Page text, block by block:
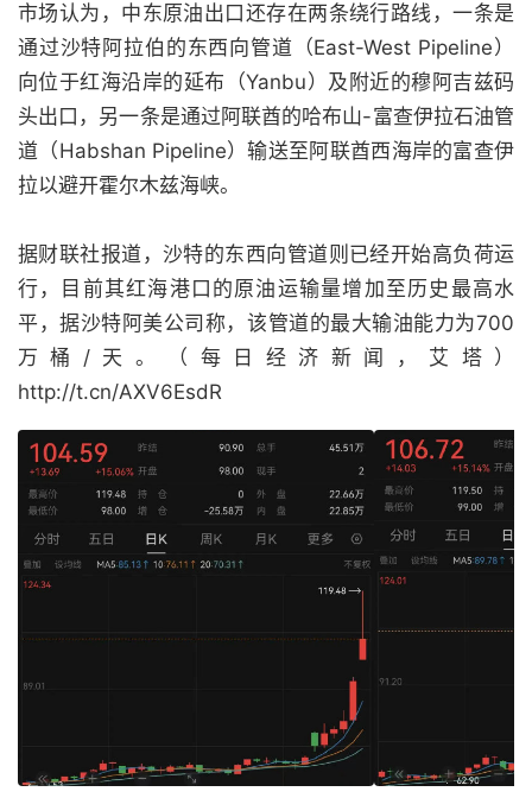
市场认为，中东原油出口还存在两条绕行路线，一条是
通过沙特阿拉伯的东西向管道（East-West Pipeline）
向位于红海沿岸的延布（Yanbu）及附近的穆阿吉兹码
头出口，另一条是通过阿联酋的哈布山-富查伊拉石油管
道（Habshan Pipeline）输送至阿联酋西海岸的富查伊
拉以避开霍尔木兹海峡。
据财联社报道，沙特的东西向管道则已经开始高负荷运
行，目前其红海港口的原油运输量增加至历史最高水
平，据沙特阿美公司称，该管道的最大输油能力为700
万桶/天。（每日经济新闻，艾塔）
http://t.cn/AXV6EsdR